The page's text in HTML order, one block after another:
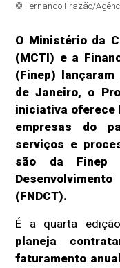
© Fernando Frazão/
O Ministério da
(MCTI) e a
(Finep)
de Janeiro, o
iniciativa oferece
empresas do
serviços e
são da Finep
(FNDCT).
É a quarta
planeja
faturamento